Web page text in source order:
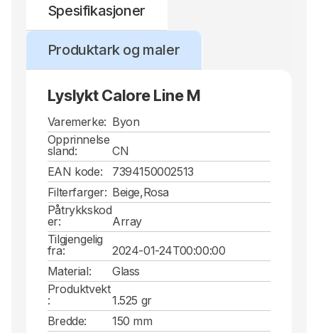
Spesifikasjoner
Produktark og maler
Lyslykt Calore Line M
Varemerke: Byon
Opprinnelse
sland:
CN
EAN kode:
7394150002513
Filterfarger: Beige,Rosa
Påtrykkskod
er:
Array
Tilgjengelig
fra:
2024-01-24T00:00:00
Material:
Glass
Produktvekt
:
1.525 gr
Bredde:
150 mm